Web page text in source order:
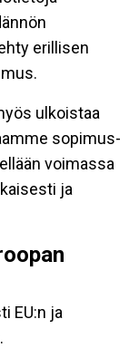
erillisen
ulkoistaa
sopimus-
voimassa
ja
EU:n ja